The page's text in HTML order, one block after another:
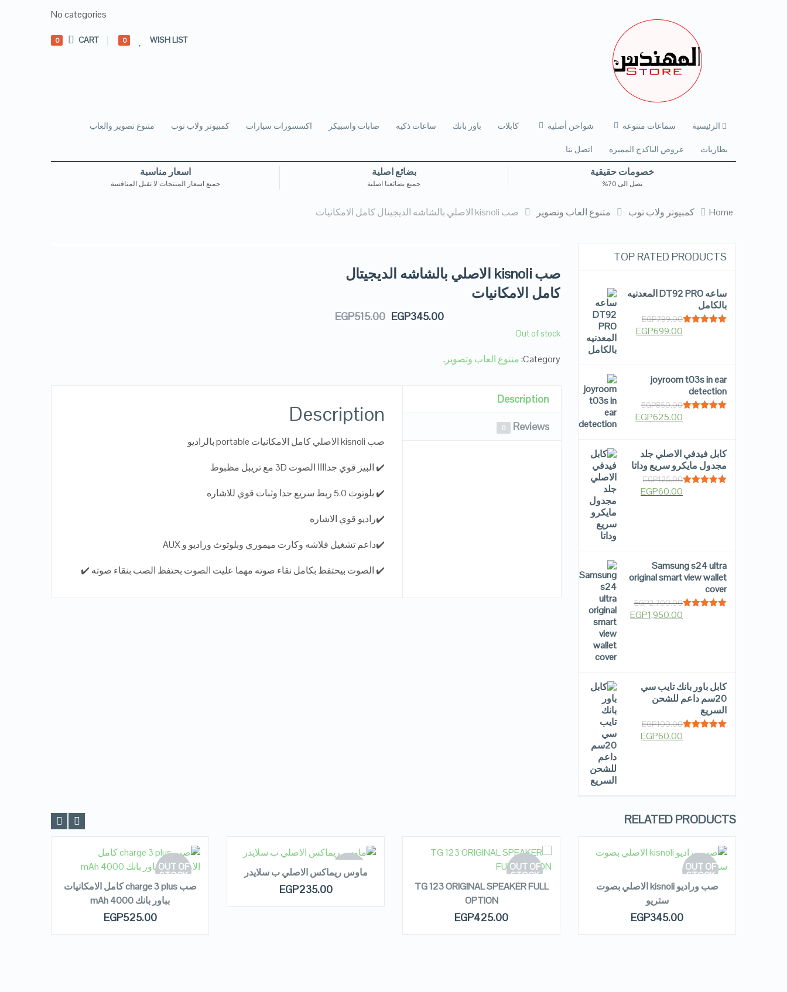
No categories
WISH LIST
0
CART
0
الرئيسية سماعات متنوعه شواحن أصلية كابلات باور بانك ساعات ذكيه صابات واسبيكر اكسسورات سيارات كمبيوتر ولاب توب متنوع تصوير والعاب
بطاريات عروض الباكدج المميزه اتصل بنا
خصومات حقيقية
تصل الى 70%
بضائع اصلية
جميع بضائعنا اصلية
اسعار مناسبة
جميع اسعار المنتجات لا تقبل المنافسة
Home كمبيوتر ولاب توب متنوع العاب وتصوير صب kisnoli الاصلي بالشاشه الديجيتال كامل الامكانيات
صب kisnoli الاصلي بالشاشه الديجيتال
كامل الامكانيات
EGP515.00 EGP345.00
Out of stock
Category: متنوع العاب وتصوير .
Description
Reviews
0
Description
صب kisnoli الاصلي كامل الامكانيات portable بالراديو
✔️ البيز قوي جداااا الصوت 3D مع تريبل مظبوط
✔️ بلوتوث 5.0 ربط سريع جدا وثبات قوي للاشاره
✔️راديو قوي الاشاره
✔️داعم تشغيل فلاشه وكارت ميموري وبلوتوث وراديو و AUX
✔️ الصوت بيحتفظ بكامل نقاء صوته مهما عليت الصوت بحتفظ الصب بنقاء صوته ✔️
TOP RATED PRODUCTS
ساعه DT92 PRO المعدنيه
بالكامل
EGP799.00
EGP699.00
joyroom t03s in ear
detection
EGP850.00
EGP625.00
كابل فيدفي الاصلي جلد
مجدول مايكرو سريع وداتا
EGP125.00
EGP60.00
Samsung s24 ultra
original smart view wallet
cover
EGP2,700.00
EGP1,950.00
كابل باور بانك تايب سي
20سم داعم للشحن
السريع
EGP100.00
EGP60.00
RELATED PRODUCTS
OUT OF
STOCK
QUICK LOOK
READ MORE
صب وراديو kisnoli الاصلي بصوت
ستريو
EGP345.00
OUT OF
STOCK
QUICK LOOK
TG 123 ORIGINAL SPEAKER FULL
OPTION
EGP425.00
OUT OF
STOCK
READ MORE
ماوس ريماكس الاصلي ب سلايدر
EGP235.00
OUT OF
STOCK
QUICK LOOK
READ MORE
صب charge 3 plus كامل الامكانيات
بباور بانك 4000 mAh
EGP525.00